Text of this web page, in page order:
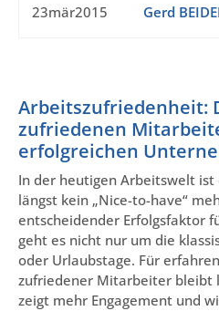
23mär2015 Gerd
Arbeitszufriedenheit:
zufriedenen
erfolgreichen
In der heutigen Arbeitswelt
längst kein „Nice-to-have“
entscheidender Erfolgsfaktor
geht es nicht nur um die
oder Urlaubstage. Für
zufriedener Mitarbeiter bleibt
zeigt mehr Engagement und